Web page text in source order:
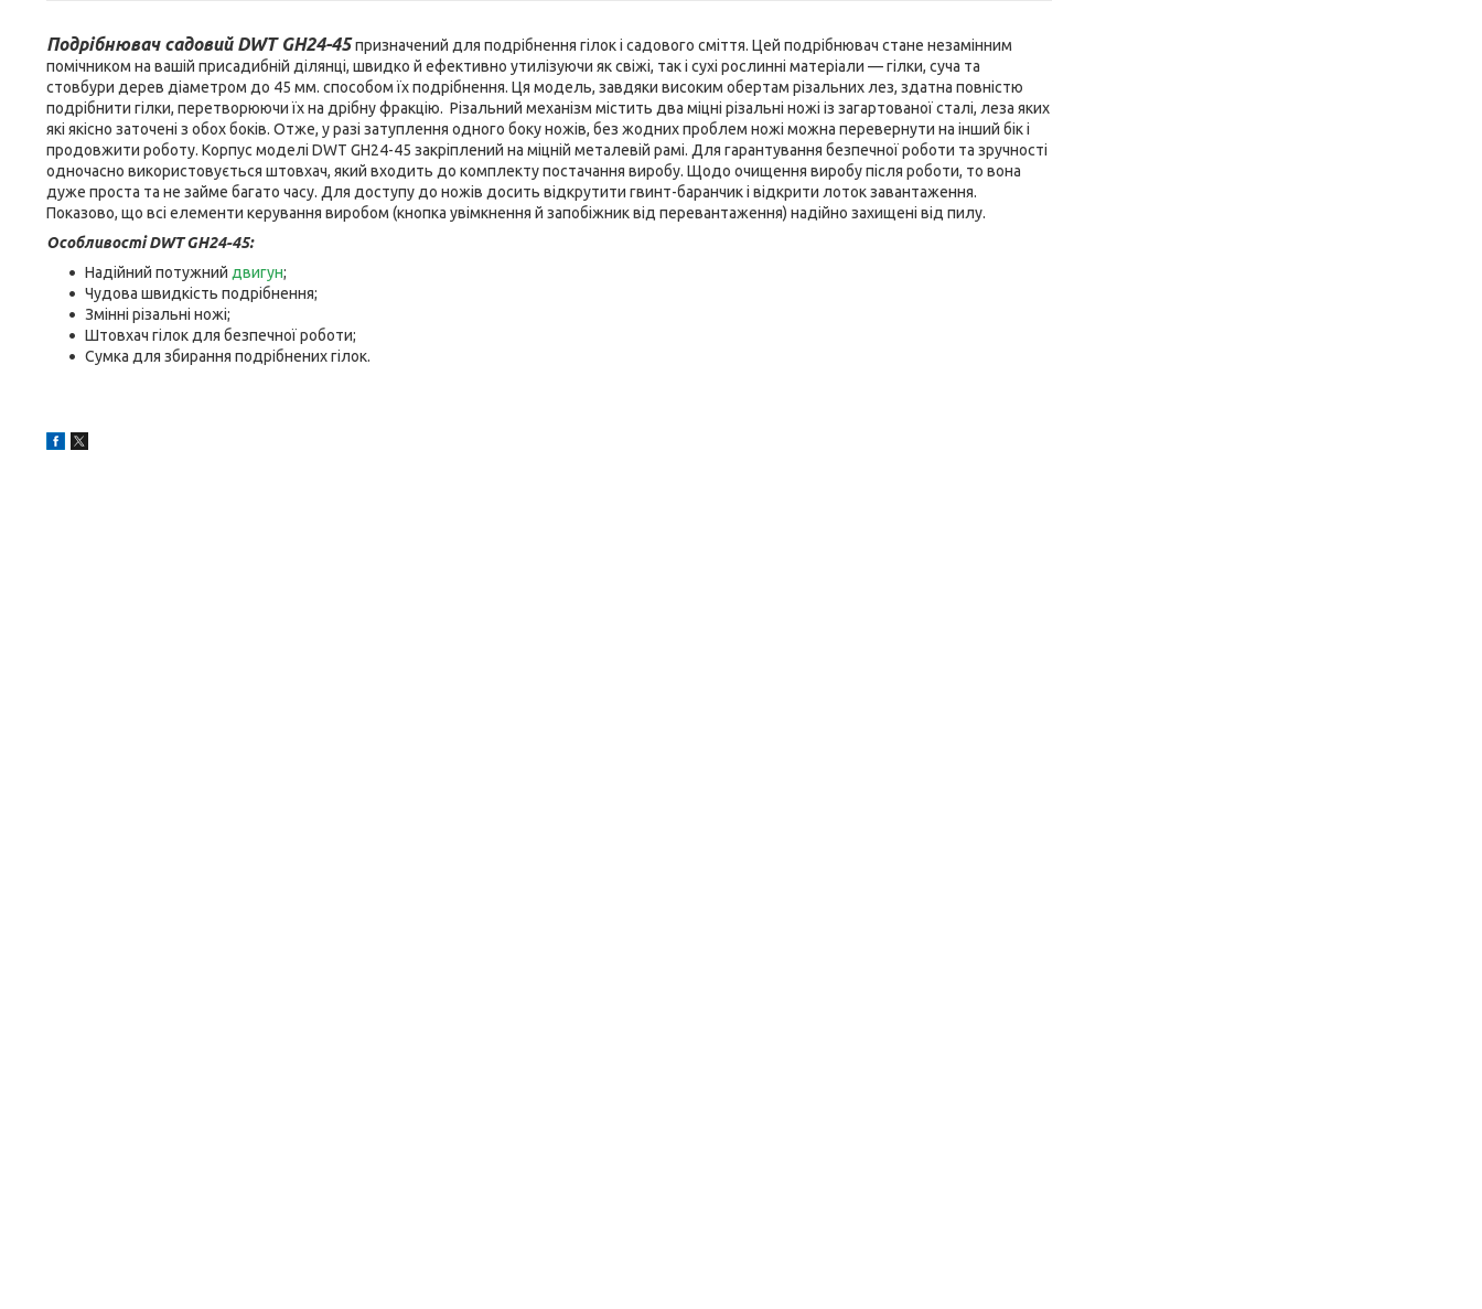
Подрібнювач садовий DWT GH24-45призначений для подрібнення гілок і садового сміття. Цей подрібнювач стане незамінним
помічником на вашій присадибній ділянці, швидко й ефективно утилізуючи як свіжі, так і сухі рослинні матеріали — гілки, суча та
стовбури дерев діаметром до 45 мм. способом їх подрібнення. Ця модель, завдяки високим обертам різальних лез, здатна повністю
подрібнити гілки, перетворюючи їх на дрібну фракцію. Різальний механізм містить два міцні різальні ножі із загартованої сталі, леза яких
які якісно заточені з обох боків. Отже, у разі затуплення одного боку ножів, без жодних проблем ножі можна перевернути на інший бік і
продовжити роботу. Корпус моделі DWT GH24-45 закріплений на міцній металевій рамі. Для гарантування безпечної роботи та зручності
одночасно використовується штовхач, який входить до комплекту постачання виробу. Щодо очищення виробу після роботи, то вона
дуже проста та не займе багато часу. Для доступу до ножів досить відкрутити гвинт-баранчик і відкрити лоток завантаження.
Показово, що всі елементи керування виробом (кнопка увімкнення й запобіжник від перевантаження) надійно захищені від пилу.
Особливості DWT GH24-45:
Надійний потужний двигун;
Чудова швидкість подрібнення;
Змінні різальні ножі;
Штовхач гілок для безпечної роботи;
Сумка для збирання подрібнених гілок.